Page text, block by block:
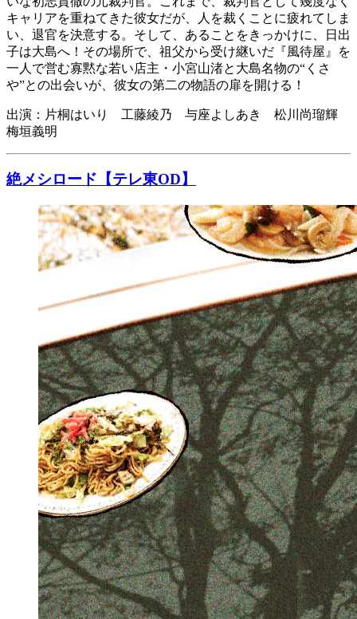
キャリアを重ねてきた彼女だが、人を裁くことに疲れてしま
い、退官を決意する。そして、あることをきっかけに、日出
子は大島へ！その場所で、祖父から受け継いだ『風待屋』を
一人で営む寡黙な若い店主・小宮山渚と大島名物の“くさ
や”との出会いが、彼女の第二の物語の扉を開ける！
出演：片桐はいり 工藤綾乃 与座よしあき 松川尚瑠輝
梅垣義明
絶メシロード【テレ東OD】